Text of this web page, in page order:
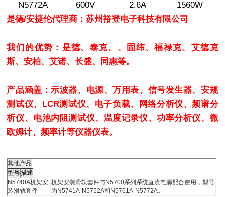
N5772A
600V 2.6A
1560W
是德/安捷伦代理商：苏州裕登电子科技有限公司
我们的优势：是德、泰克、、固纬、福禄克、艾德克
斯、安柏、艾诺、长盛、同惠等。
产品涵盖：示波器、电源、万用表、信号发生器、安规
测试仪、LCR测试仪、电子负载、网络分析仪、频谱分
析仪、电池内阻测试仪、温度记录仪、功率分析仪、微
欧姆计、频率计等仪器仪表。
其他产品
型号描述
N5740A机架安
装滑轨套件
机架安装滑轨套件与N5700系列系统直流电源配合使用，型号
为N5741A-N5752A和N5761A-N5772A。